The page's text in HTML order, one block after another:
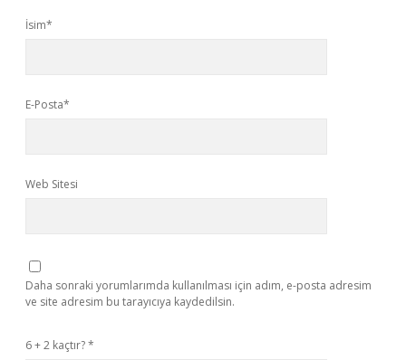
İsim*
E-Posta*
Web Sitesi
Daha sonraki yorumlarımda kullanılması için adım, e-posta adresim
ve site adresim bu tarayıcıya kaydedilsin.
6 + 2 kaçtır?*